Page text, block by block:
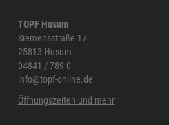
TOPF Husum
Siemensstraße 17
25813 Husum
04841 / 789-0
info@topf-online.de
Öffnungszeiten und mehr